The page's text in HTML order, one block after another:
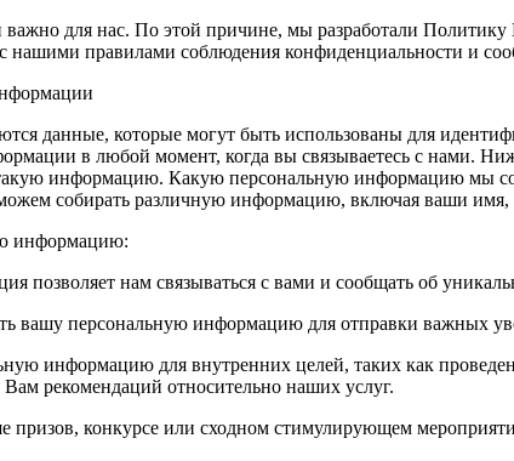
для нас. По этой причине, мы разработали
нашими правилами соблюдения конфиденциальности и
данные, которые могут быть использованы для
в любой момент, когда вы связываетесь с
информацию. Какую персональную информацию мы
собирать различную информацию, включая ваши
информацию:
позволяет нам связываться с вами и сообщать об
вашу персональную информацию для отправки важных
информацию для внутренних целей, таких как
рекомендаций относительно наших услуг.
призов, конкурсе или сходном стимулирующем